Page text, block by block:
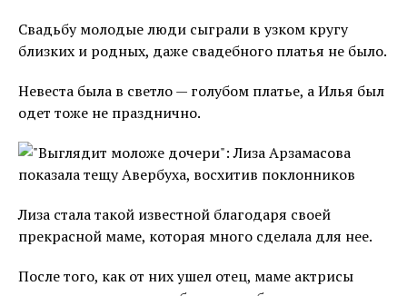
Свадьбу молодые люди сыграли в узком кругу
близких и родных, даже свадебного платья не было.
Невеста была в светло — голубом платье, а Илья был
одет тоже не празднично.
Лиза стала такой известной благодаря своей
прекрасной маме, которая много сделала для нее.
После того, как от них ушел отец, маме актрисы